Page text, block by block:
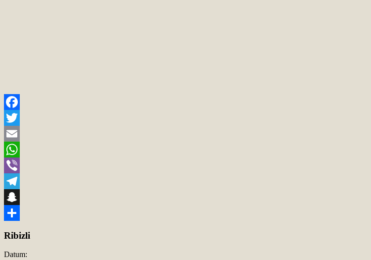
Facebook
Twitter
Email
WhatsApp
Viber
Telegram
Snapchat
Ribizli
Datum: